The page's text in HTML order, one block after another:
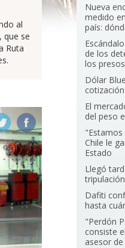
al
que se
Ruta
Nueva
medido
país:
de los
los presos
Dólar
El
del peso
Chile le
Estado
Llegó
Dafiti
hasta
"Perdón
consiste
asesor